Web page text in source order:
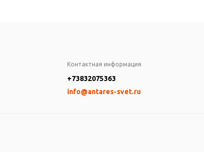
Контактная информация
+73832075363
info@antares-svet.ru